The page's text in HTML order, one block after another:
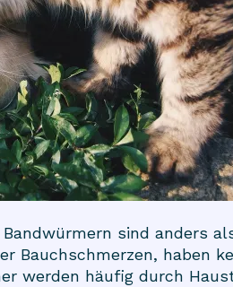
sind anders
Bauchschmerzen, haben
werden häufig durch